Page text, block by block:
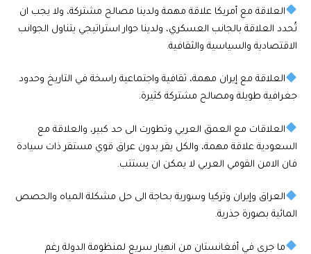
العلاقة مع أمريكا علاقة مهمة ولدينا مصالح مشتركة، ولا يجب ان
تُحدد العلاقة بالجانب العسكري، ولدينا حوار استراتيجي يتناول الجوانب
الاقتصادية والسياسية والثقافية.
العلاقة مع إيران مهمة، ثقافية واجتماعية راسخة في التاريخ وحدود
جغرافية طويلة ومصالح مشتركة كثيرة.
العلاقات مع العمق العربي وتطورت الى حد كبير، والعلاقة مع
السعودية علاقة مهمة، والكل يقر بدون عراق قوي مستقر ذات سيادة
فان الامن القومي العربي لا يمكن ان يستتب.
العراق وإيران وتركيا وسورية بحاجة الى حل مشكلة المياه والحصص
المائية بصورة جذرية.
ما جرى في أفغانستان من انهيار سريع لمنظومة الدولة رغم